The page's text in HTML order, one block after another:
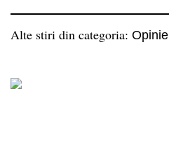
Alte stiri din categoria: Opinie